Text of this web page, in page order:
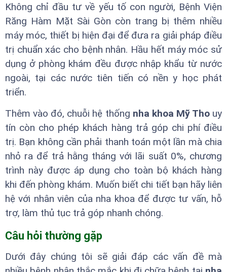
Không chỉ đầu tư về yếu tố con người, Bệnh Viện
Răng Hàm Mặt Sài Gòn còn trang bị thêm nhiều
máy móc, thiết bị hiện đại để đưa ra giải pháp điều
trị chuẩn xác cho bệnh nhân. Hầu hết máy móc sử
dụng ở phòng khám đều được nhập khẩu từ nước
ngoài, tại các nước tiên tiến có nền y học phát
triển.
Thêm vào đó, chuỗi hệ thống nha khoa Mỹ Thouy
tín còn cho phép khách hàng trả góp chi phí điều
trị. Bạn không cần phải thanh toán một lần mà chia
nhỏ ra để trả hằng tháng với lãi suất 0%, chương
trình này được áp dụng cho toàn bộ khách hàng
khi đến phòng khám. Muốn biết chi tiết bạn hãy liên
hệ với nhân viên của nha khoa để được tư vấn, hỗ
trợ, làm thủ tục trả góp nhanh chóng.
Câu hỏi thường gặp
Dưới đây chúng tôi sẽ giải đáp các vấn đề mà